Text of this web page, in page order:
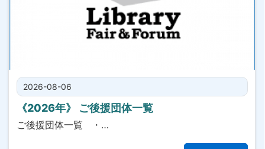
2026-08-06
《2026年》 ご後援団体一覧
ご後援団体一覧 ・…